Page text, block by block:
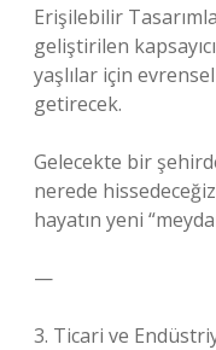
Erişilebilir
geliştirilen
yaşlılar için
getirecek.
Gelecekte bir
nerede
hayatın yeni
—
3. Ticari ve